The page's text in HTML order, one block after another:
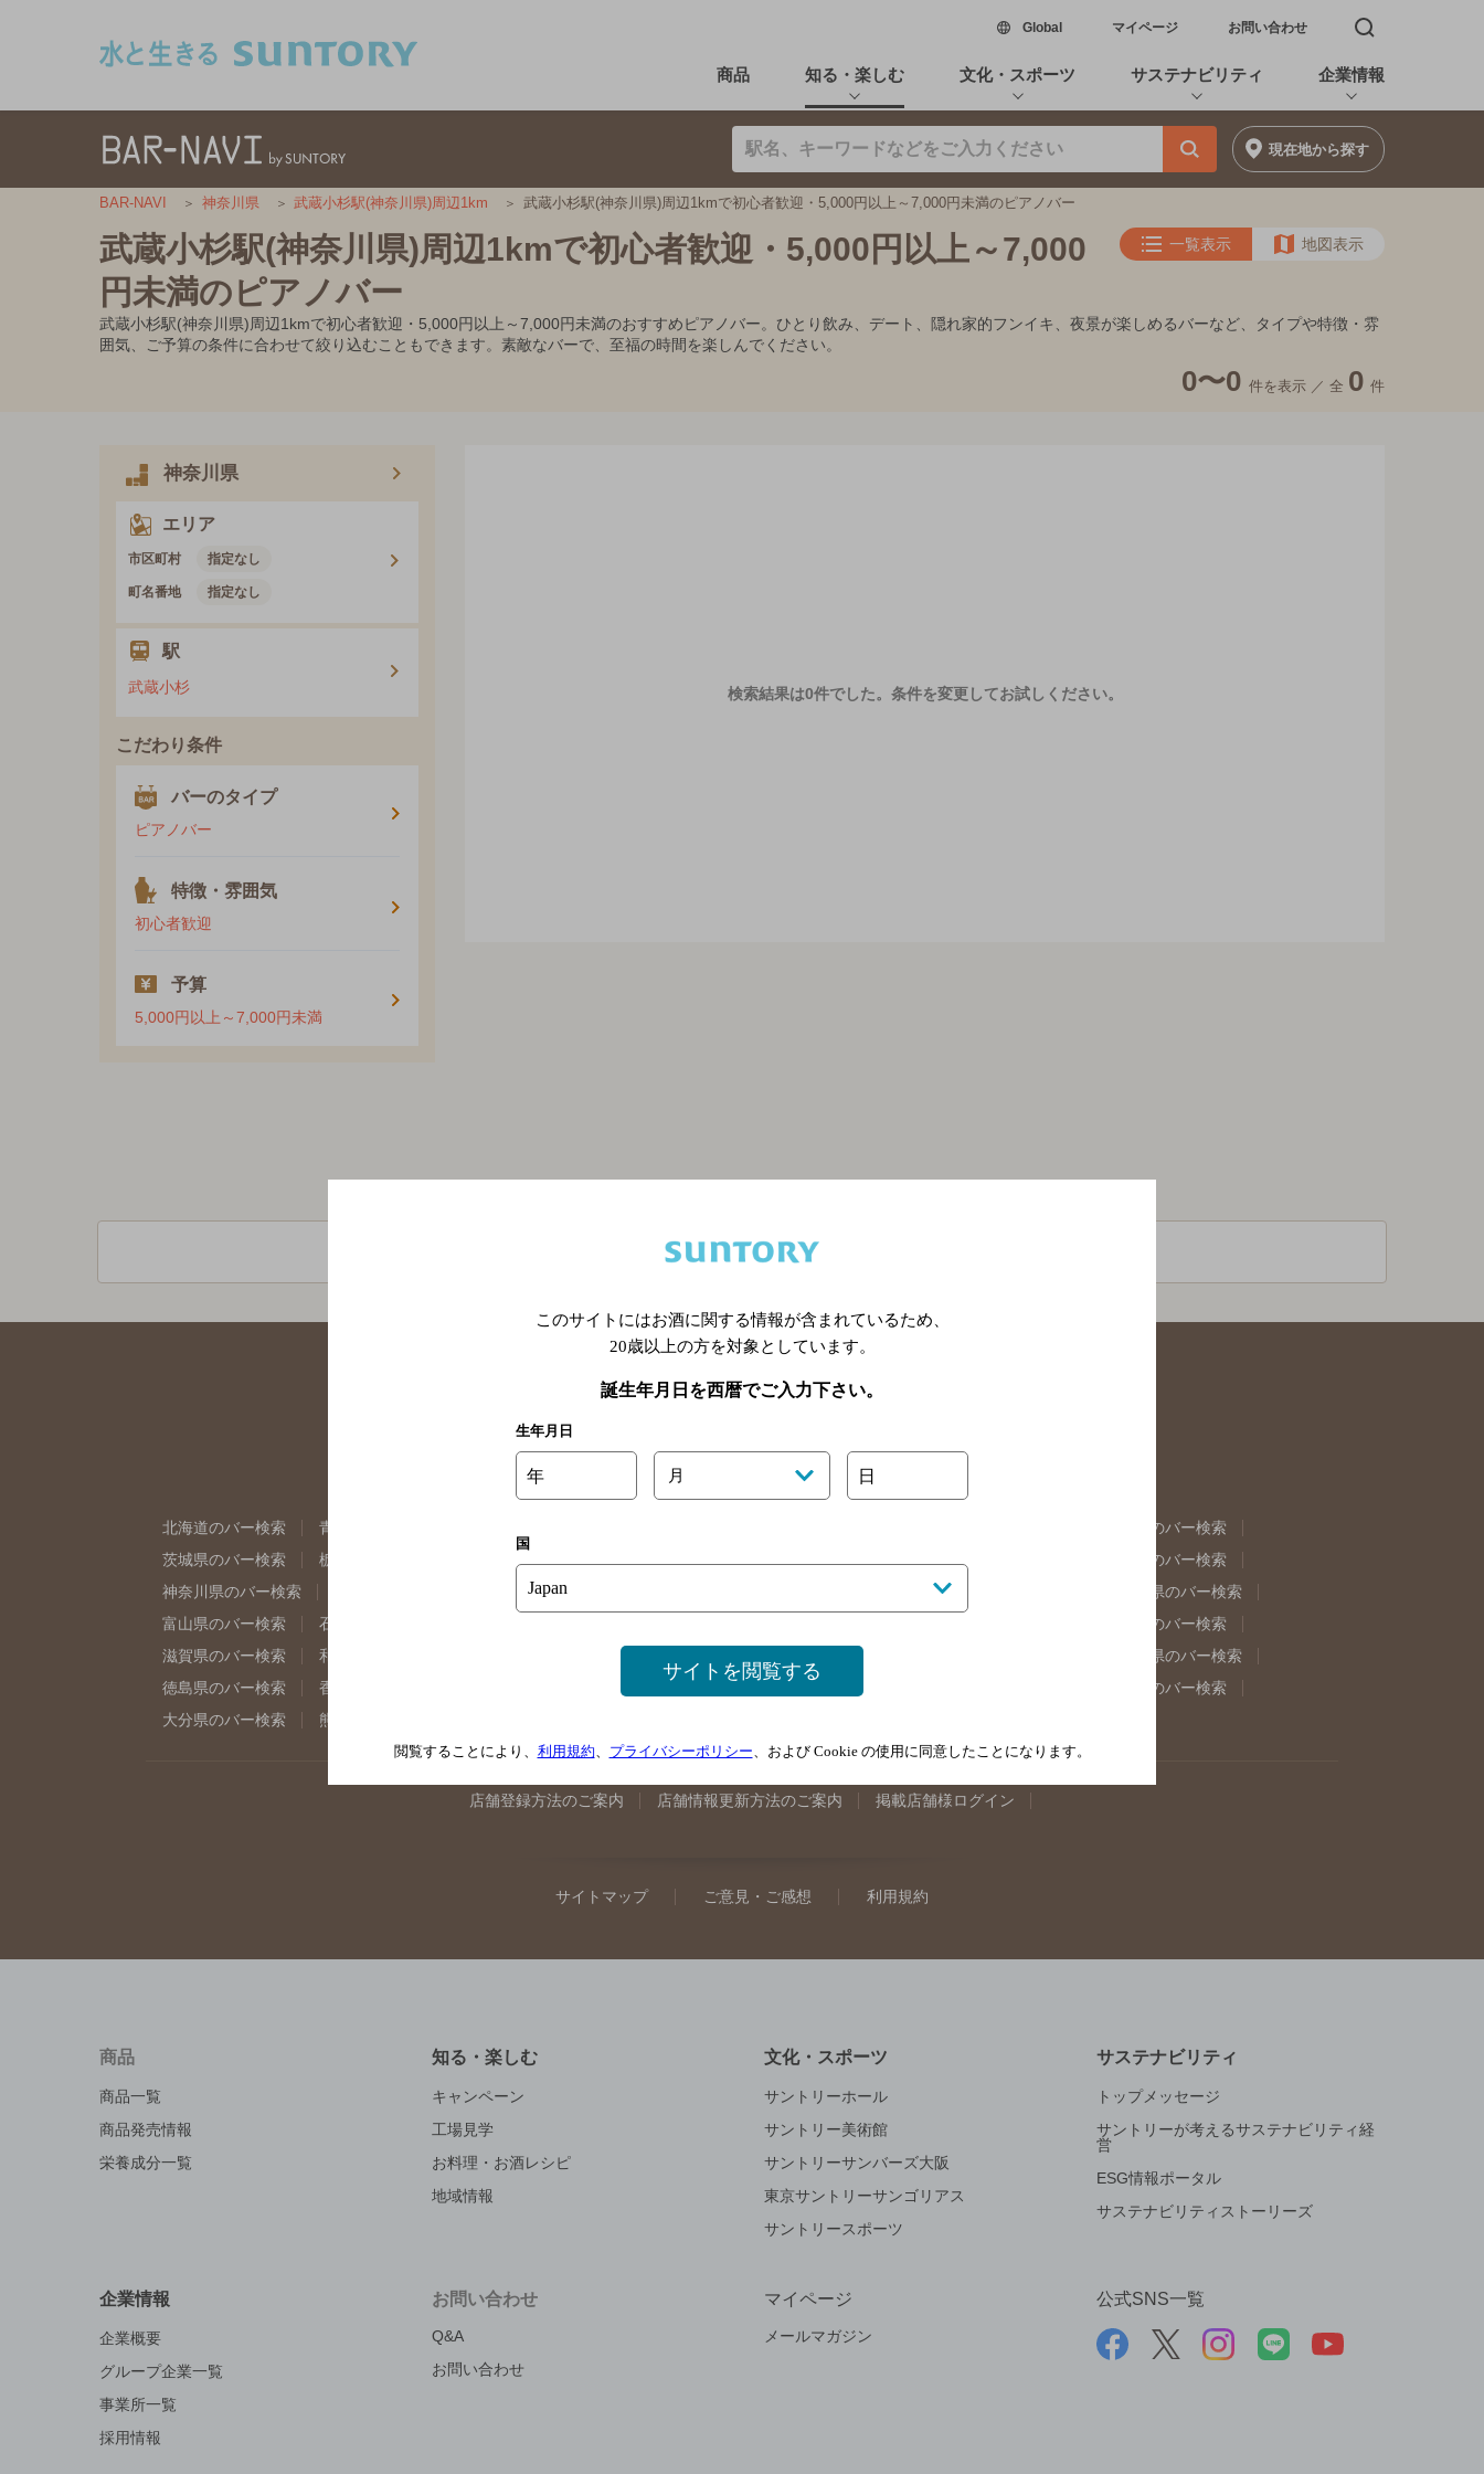
Global新しいウィンドウで開く
マイページ お問い合わせ 検索窓を開く
商品 知る・楽しむ 文化・スポーツ サステナビリティ 企業情報
現在地から探す
BAR-NAVI 神奈川県 武蔵小杉駅(神奈川県)周辺1km 武蔵小杉駅(神奈川県)周辺1kmで初心者歓迎・5,000円以上～7,000円未満のピアノバー
武蔵小杉駅(神奈川県)周辺1kmで初心者歓迎・5,000円以上～7,000
円未満のピアノバー
一覧表示 地図表示
武蔵小杉駅(神奈川県)周辺1kmで初心者歓迎・5,000円以上～7,000円未満のおすすめピアノバー。ひとり飲み、デート、隠れ家的フンイキ、夜景が楽しめるバーなど、タイプや特徴・雰
囲気、ご予算の条件に合わせて絞り込むこともできます。素敵なバーで、至福の時間を楽しんでください。
0〜0 件を表示 ／ 全 0 件
神奈川県
エリア
市区町村 指定なし
町名番地 指定なし
駅
武蔵小杉
こだわり条件
バーのタイプ
ピアノバー
特徴・雰囲気
初心者歓迎
予算
5,000円以上～7,000円未満
検索結果は0件でした。 条件を変更してお試しください。
関連ページ
北海道のバー検索 青森県のバー検索
福島県のバー検索
茨城県のバー検索
栃木県のバー検索
東京都のバー検索
神奈川県のバー検索
埼玉県のバー検索
岐阜県のバー検索
富山県のバー検索
石川県のバー検索
奈良県のバー検索
滋賀県のバー検索
和歌山県のバー検索 山口県のバー検索
島根県のバー検索
徳島県のバー検索
香川県のバー検索
佐賀県のバー検索
大分県のバー検索
熊本県のバー検索
店舗登録方法のご案内 店舗情報更新方法のご案内 掲載店舗様ログイン
サイトマップ ご意見・ご感想 利用規約
商品
商品一覧
商品発売情報
栄養成分一覧
知る・楽しむ
キャンペーン
工場見学
お料理・お酒レシピ
地域情報
文化・スポーツ
サントリーホール
サントリー美術館
サントリーサンバーズ大阪
東京サントリーサンゴリアス
サントリースポーツ
サステナビリティ
トップメッセージ
サントリーが考えるサステナビリティ経
営
ESG情報ポータル
サステナビリティストーリーズ
企業情報
企業概要
グループ企業一覧
事業所一覧
採用情報
お問い合わせ
Q&A
お問い合わせ
マイページ
メールマガジン
公式SNS一覧
このサイトにはお酒に関する情報が含まれているため、
20歳以上の方を対象としています。
誕生年月日を西暦でご入力下さい。
生年月日
年 月 日
国
サイトを閲覧する
閲覧することにより、 利用規約、 プライバシーポリシー、および Cookie の使用に同意したことになります。